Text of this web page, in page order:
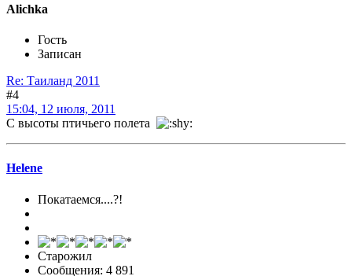
Alichka
Гость
Записан
Re: Таиланд 2011
#4
15:04, 12 июля, 2011
С высоты птичьего полета
Helene
Покатаемся....?!
Старожил
Сообщения: 4 891